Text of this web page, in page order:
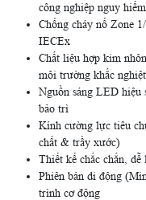
công nghiệp nguy hiểm
Chống cháy nổ Zone
IECEx
Chất liệu hợp kim
môi trường khắc nghiệt
Nguồn sáng LED hiệu
bảo trì
Kính cường lực tiêu
chất & trầy xước)
Thiết kế chắc chắn,
Phiên bản di động
trình cơ động